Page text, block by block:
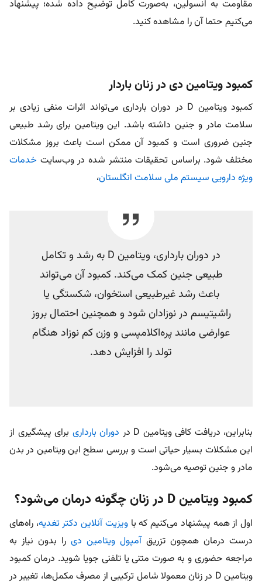
مقاومت به انسولین، به‌صورت کامل توضیح داده شده؛ پیشنهاد
می‌کنیم حتما آن را مشاهده کنید.
کمبود ویتامین دی در زنان باردار
کمبود ویتامین D در دوران بارداری می‌تواند اثرات منفی زیادی بر
سلامت مادر و جنین داشته باشد. این ویتامین برای رشد طبیعی
جنین ضروری است و کمبود آن ممکن است باعث بروز مشکلات
مختلف شود. براساس تحقیقات منتشر شده در وب‌سایت خدمات
ویژه دارویی سیستم ملی سلامت انگلستان،
در دوران بارداری، ویتامین D به رشد و تکامل
طبیعی جنین کمک می‌کند. کمبود آن می‌تواند
باعث رشد غیرطبیعی استخوان، شکستگی یا
راشیتیسم در نوزادان شود و همچنین احتمال بروز
عوارضی مانند پره‌اکلامپسی و وزن کم نوزاد هنگام
تولد را افزایش دهد.
بنابراین، دریافت کافی ویتامین D در دوران بارداری برای پیشگیری از
این مشکلات بسیار حیاتی است و بررسی سطح این ویتامین در بدن
مادر و جنین توصیه می‌شود.
کمبود ویتامین D در زنان چگونه درمان می‌شود؟
اول از همه پیشنهاد می‌کنیم که باویزیت آنلاین دکتر تغدیه، راه‌های
درست درمان همچون تزریقآمپول ویتامین دی را بدون نیاز به
مراجعه حضوری و به صورت متنی یا تلفنی جویا شوید. درمان کمبود
ویتامین D در زنان معمولا شامل ترکیبی از مصرف مکمل‌ها، تغییر در